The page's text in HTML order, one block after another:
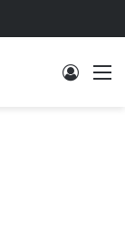
Log In